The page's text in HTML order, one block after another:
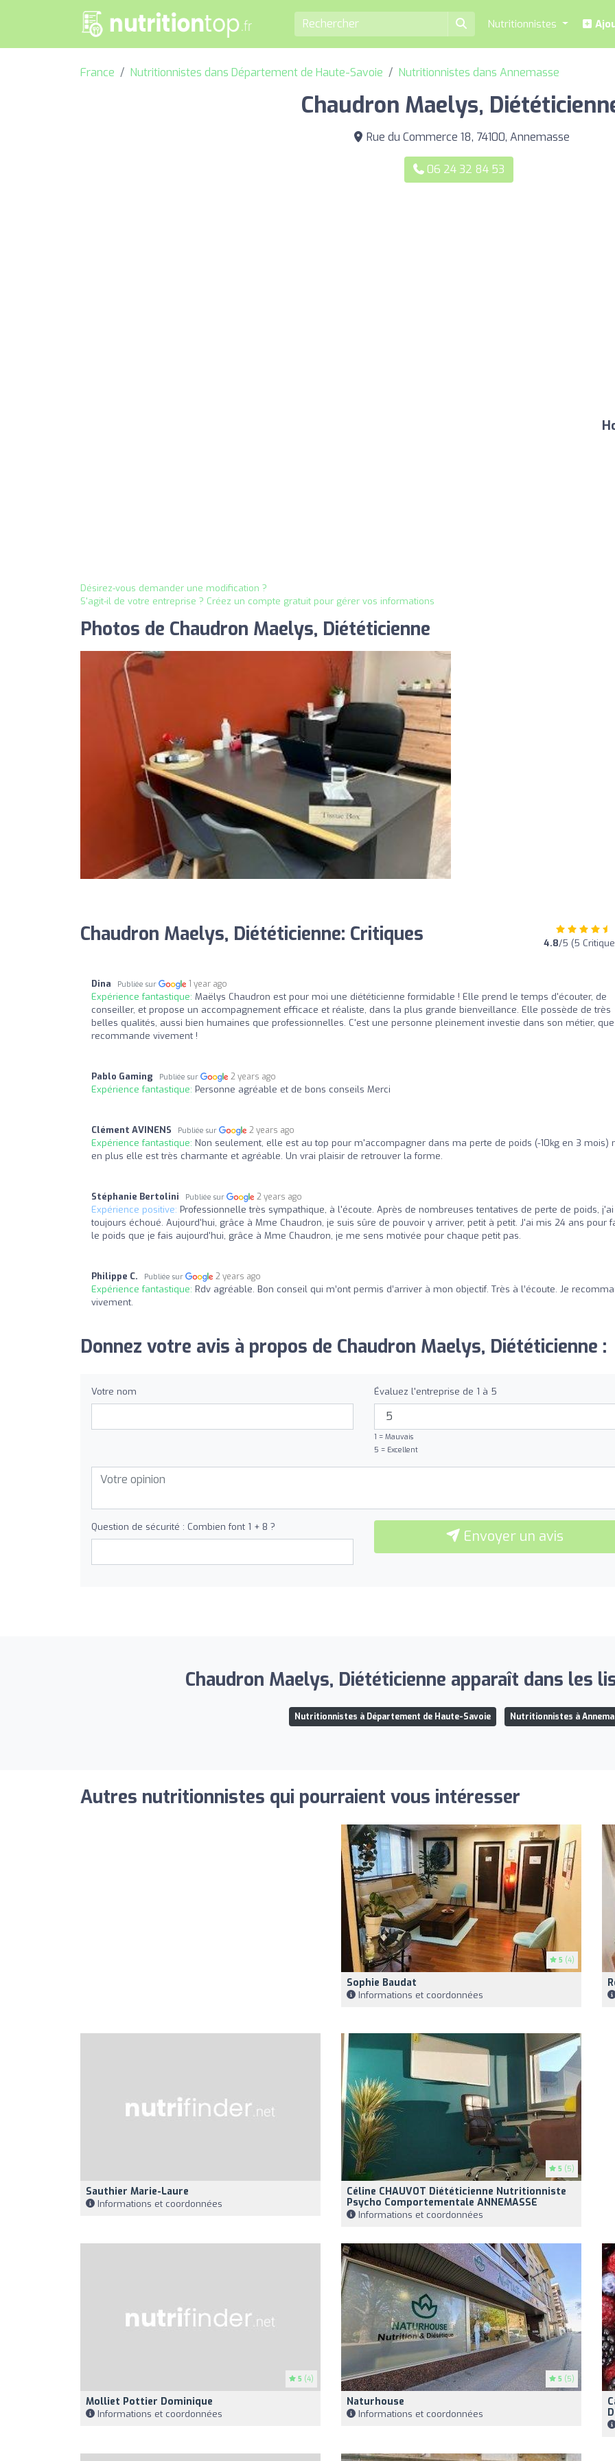
Nutritionnistes
France Nutritionnistes dans Département de Haute-Savoie Nutritionnistes dans Annemasse
Chaudron Maelys,
Rue du Commerce 18, 74100, Annemasse
06 24 32 84 53
Désirez-vous demander une modification ?
S'agit-il de votre entreprise ? Créez un compte gratuit pour gérer vos informations
Photos de Chaudron Maelys, Diététicienne
Chaudron Maelys, Diététicienne: Critiques 4.8/5 (5
Dina Publiée sur 1 year ago
Expérience fantastique: Maëlys Chaudron est pour moi une diététicienne formidable ! Elle prend le temps d'écouter, de
conseiller, et propose un accompagnement efficace et réaliste, dans la plus grande bienveillance. Elle possède de très
belles qualités, aussi bien humaines que professionnelles. C'est une personne pleinement investie dans son métier,
recommande vivement !
Pablo Gaming Publiée sur 2 years ago
Expérience fantastique: Personne agréable et de bons conseils Merci
Clément AVINENS Publiée sur 2 years ago
Expérience fantastique: Non seulement, elle est au top pour m'accompagner dans ma perte de poids (-10kg en 3 mois)
en plus elle est très charmante et agréable. Un vrai plaisir de retrouver la forme.
Stéphanie Bertolini Publiée sur 2 years ago
Expérience positive: Professionnelle très sympathique, à l'écoute. Après de nombreuses tentatives de perte de poids, j'ai
toujours échoué. Aujourd'hui, grâce à Mme Chaudron, je suis sûre de pouvoir y arriver, petit à petit. J'ai mis 24 ans pour
le poids que je fais aujourd'hui, grâce à Mme Chaudron, je me sens motivée pour chaque petit pas.
Philippe C. Publiée sur 2 years ago
Expérience fantastique: Rdv agréable. Bon conseil qui m’ont permis d’arriver à mon objectif. Très à l’écoute. Je
vivement.
Donnez votre avis à propos de Chaudron Maelys, Diététicienne :
Votre nom Évaluez l'entreprise de 1 à 5
1 = Mauvais
5 = Excellent
Question de sécurité : Combien font 1 + 8 ?
Envoyer un avis
Chaudron Maelys, Diététicienne apparaît dans les
Nutritionnistes à Département de Haute-Savoie Nutritionnistes à
Autres nutritionnistes qui pourraient vous intéresser
5 (4)
Sophie Baudat
Informations et coordonnées
Sauthier Marie-Laure
Informations et coordonnées
5 (5)
Céline CHAUVOT Diététicienne Nutritionniste
Psycho Comportementale ANNEMASSE
Informations et coordonnées
5 (4)
Molliet Pottier Dominique
Informations et coordonnées
5 (5)
Naturhouse
Informations et coordonnées